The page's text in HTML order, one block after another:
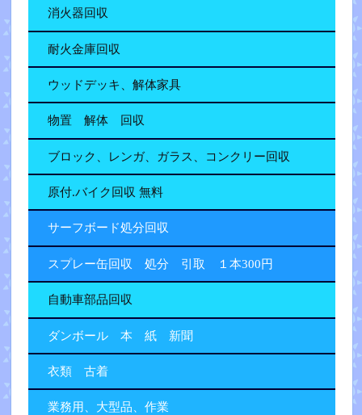
消火器回収
耐火金庫回収
ウッドデッキ、解体家具
物置 解体 回収
ブロック、レンガ、ガラス、コンクリー回収
原付.バイク回収 無料
サーフボード処分回収
スプレー缶回収 処分 引取 １本300円
自動車部品回収
ダンボール 本 紙 新聞
衣類 古着
業務用、大型品、作業